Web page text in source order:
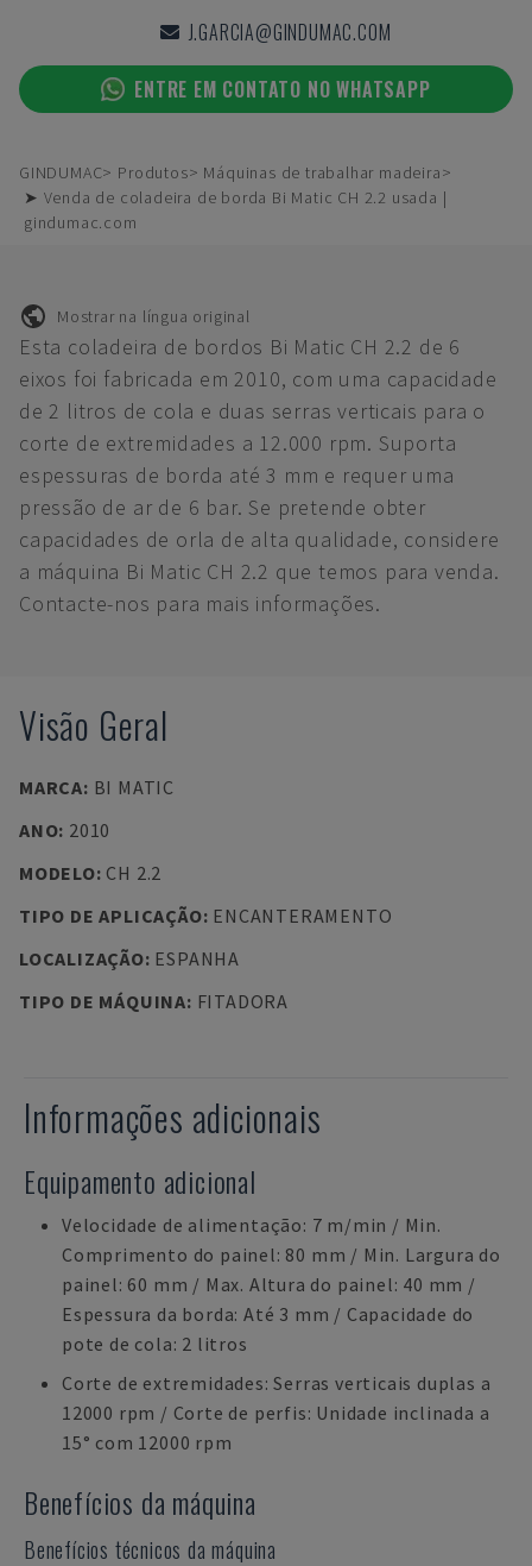
J.GARCIA@GINDUMAC.COM
ENTRE EM CONTATO NO WHATSAPP
GINDUMAC Produtos
Máquinas de trabalhar madeira
➤ Venda de coladeira de borda Bi Matic CH 2.2 usada |
gindumac.com
Mostrar na língua original
Esta coladeira de bordos Bi Matic CH 2.2 de 6
eixos foi fabricada em 2010, com uma capacidade
de 2 litros de cola e duas serras verticais para o
corte de extremidades a 12.000 rpm. Suporta
espessuras de borda até 3 mm e requer uma
pressão de ar de 6 bar. Se pretende obter
capacidades de orla de alta qualidade, considere
a máquina Bi Matic CH 2.2 que temos para venda.
Contacte-nos para mais informações.
Visão Geral
MARCA: BI MATIC
ANO: 2010
MODELO: CH 2.2
TIPO DE APLICAÇÃO: ENCANTERAMENTO
LOCALIZAÇÃO: ESPANHA
TIPO DE MÁQUINA: FITADORA
Informações adicionais
Equipamento adicional
Velocidade de alimentação: 7 m/min / Min.
Comprimento do painel: 80 mm / Min. Largura do
painel: 60 mm / Max. Altura do painel: 40 mm /
Espessura da borda: Até 3 mm / Capacidade do
pote de cola: 2 litros
Corte de extremidades: Serras verticais duplas a
12000 rpm / Corte de perfis: Unidade inclinada a
15° com 12000 rpm
Benefícios da máquina
Benefícios técnicos da máquina